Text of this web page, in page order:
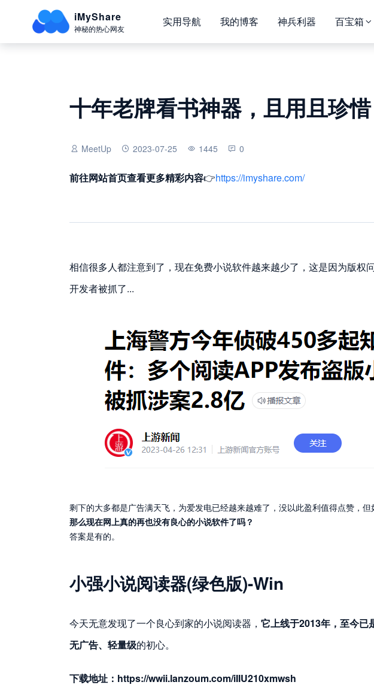
iMyShare
神秘的热心网友
实用导航 我的博客 神兵利器 百宝箱
十年老牌看书神器，且用且珍惜
MeetUp 2023-07-25 1445 0
前往网站首页查看更多精彩内容👉https://imyshare.com/
相信很多人都注意到了，现在免费小说软件越来越少了，这是因为版权
开发者被抓了...
剩下的大多都是广告满天飞，为爱发电已经越来越难了，没以此盈利值得点赞，
那么现在网上真的再也没有良心的小说软件了吗？
答案是有的。
小强小说阅读器(绿色版)-Win
今天无意发现了一个良心到家的小说阅读器， 它上线于2013年，至今已
无广告、轻量级的初心。
下载地址：https://wwii.lanzoum.com/iIIU210xmwsh